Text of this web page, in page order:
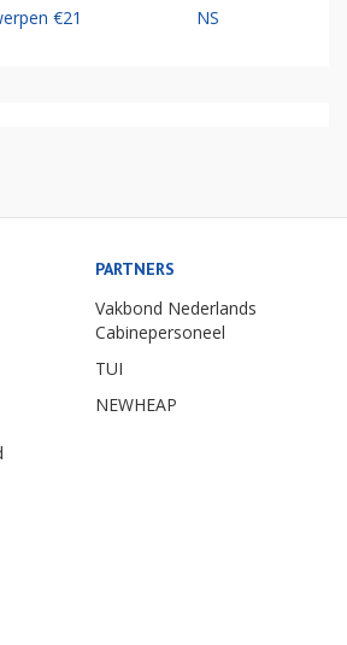
€21 NS
PARTNERS
Vakbond Nederlands
Cabinepersoneel
TUI
NEWHEAP